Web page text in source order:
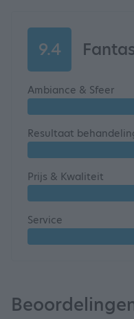
9.4
Ambiance & Sfeer
Resultaat
Prijs & Kwaliteit
Service